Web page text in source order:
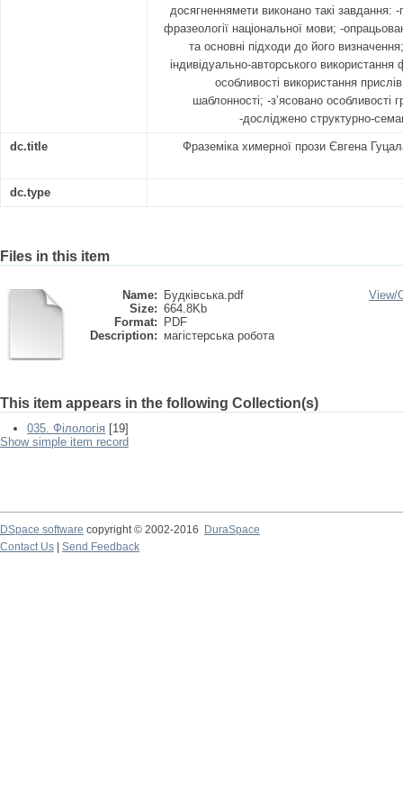
досягненнямети виконано такі завдання:
фразеології національної мови; -
та основні підходи до його
індивідуально-авторського використання
особливості використання
шаблонності; -з’ясовано особливості
-досліджено структурно-
dc.title Фраземіка химерної прози Євгена
dc.type
Files in this item
Name:
Будківська.pdf
Size: 664.8Kb
Format:
PDF
Description: магістерська робота
View/
This item appears in the following Collection(s)
035. Філологія [19]
Show simple item record
DSpace software copyright © 2002-2016
DuraSpace
Contact Us
Send Feedback